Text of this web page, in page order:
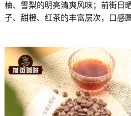
柚、雪梨的明亮清爽风味；前街日
子、甜橙、红茶的丰富层次，口感